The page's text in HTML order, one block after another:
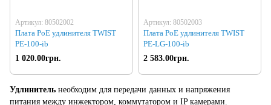
Артикул: 80502002
Плата PoE удлинителя TWIST
PE-100-ib
1 020.00грн.
Артикул: 80502003
Плата PoE удлинителя TWIST
PE-LG-100-ib
2 583.00грн.
Удлинитель необходим для передачи данных и напряжения
питания между инжектором, коммутатором и IP камерами.